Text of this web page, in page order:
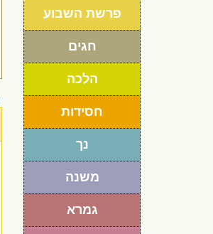
פרשת השבוע
חגים
הלכה
חסידות
נך
משנה
גמרא